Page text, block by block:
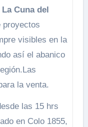
Cuna del
visibles en la
así el abanico
la venta.
las 15 hrs
en Colo 1855,